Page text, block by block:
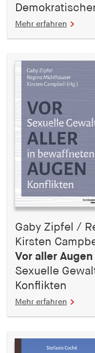
Mehr erfahren
Gaby Zipfel /
Kirsten
Vor aller Augen
Sexuelle
Konflikten
Mehr erfahren